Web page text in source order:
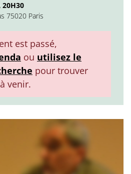
20H30
75020 Paris
est passé,
ou utilisez le
pour trouver
venir.